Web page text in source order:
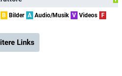
B Bilder A Audio/Musik V Videos F
Links